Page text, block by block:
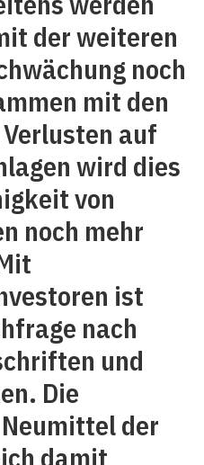
der weiteren
noch
mit den
auf
wird dies
von
noch mehr
ist
nach
und
Die
der
damit